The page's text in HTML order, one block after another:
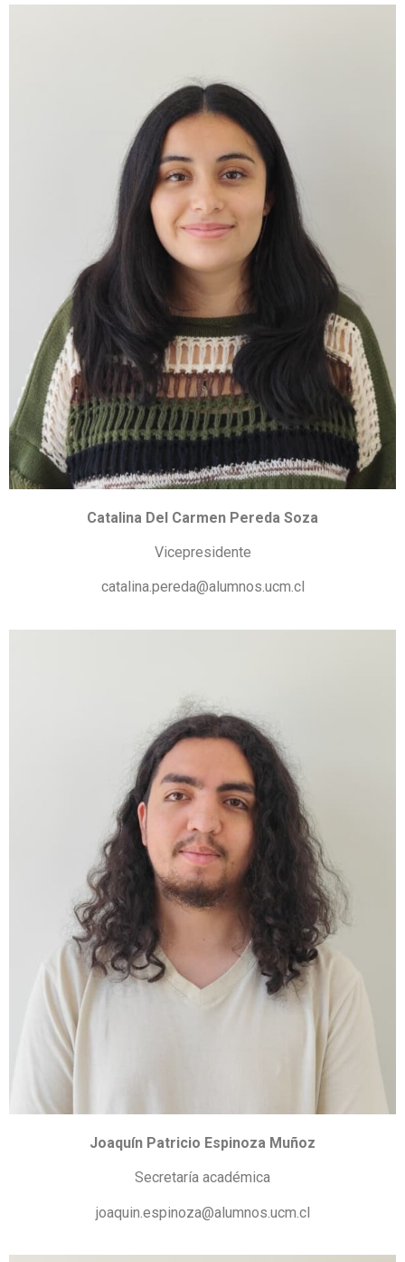
Catalina Del Carmen Pereda Soza
Vicepresidente
catalina.pereda@alumnos.ucm.cl
Joaquín Patricio Espinoza Muñoz
Secretaría académica
joaquin.espinoza@alumnos.ucm.cl